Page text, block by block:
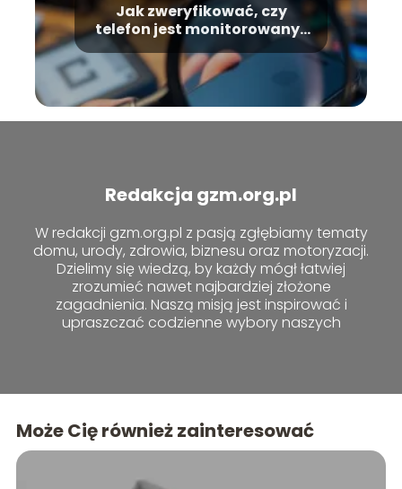
Jak zweryfikować, czy
telefon jest monitorowany?
Oto efektywne metody
Redakcja gzm.org.pl
W redakcji gzm.org.pl z pasją zgłębiamy tematy
domu, urody, zdrowia, biznesu oraz motoryzacji.
Dzielimy się wiedzą, by każdy mógł łatwiej
zrozumieć nawet najbardziej złożone
zagadnienia. Naszą misją jest inspirować i
upraszczać codzienne wybory naszych
Może Cię również zainteresować